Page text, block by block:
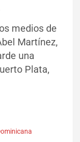
medios de
Martínez,
una
Plata,